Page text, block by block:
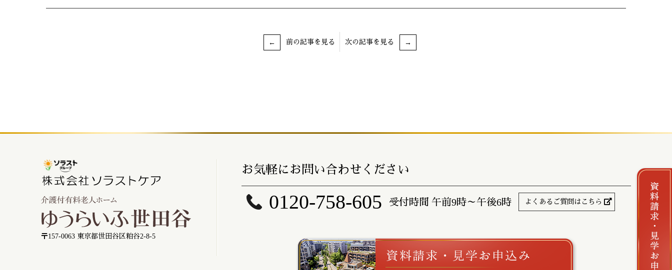
前の記事を見る 次の記事を見る
〒157-0063 東京都世田谷区粕谷2-8-5
お気軽にお問い合わせください
0120-758-605 受付時間 午前9時～午後6時 よくあるご質問はこちら